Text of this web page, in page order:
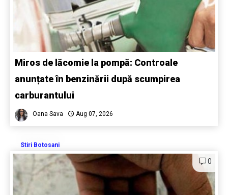
Miros de lăcomie la pompă: Controale
anunțate în benzinării după scumpirea
carburantului
Oana Sava Aug 07, 2026
Stiri Botosani
0